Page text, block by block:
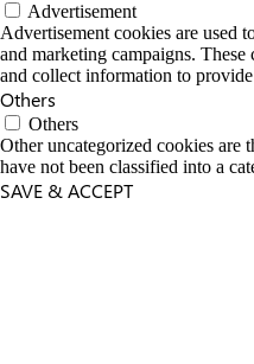
Advertisement
Advertisement cookies are used
and marketing campaigns.
and collect information to
Others
Others
Other uncategorized cookies are
have not been classified into a
SAVE & ACCEPT